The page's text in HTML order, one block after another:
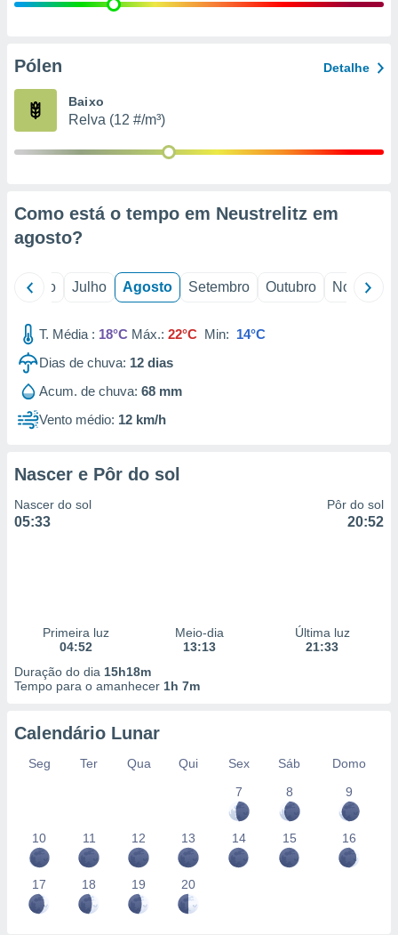
e
de
Pólen Detalhe
Baixo
Relva (12 #/m³)
Como está o tempo em Neustrelitz em
agosto?
Junho Julho Agosto Setembro Outubro Novembro
T. Média : 18°C Máx.: 22°C Min: 14°C
Dias de chuva: 12 dias
Acum. de chuva: 68 mm
Vento médio: 12 km/h
Nascer e Pôr do sol
Nascer do sol
05:33
Pôr do sol
20:52
Primeira luz
04:52
Meio-dia
13:13
Última luz
21:33
Duração do dia 15h18m
Tempo para o amanhecer 1h 7m
Calendário Lunar
Seg Ter Qua Qui Sex Sáb
Domo
7
8 9
10 11 12 13 14 15 16
17 18 19 20